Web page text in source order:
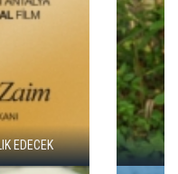
ZUHAL OLCAY